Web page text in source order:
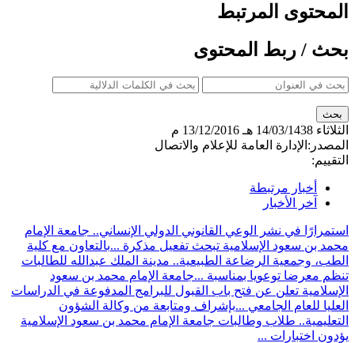
المحتوى المرتبط
بحث / ربط المحتوى
الثلاثاء 14/03/1438 هـ
13/12/2016 م
المصدر: الإدارة العامة للإعلام والاتصال
التقييم:
أخبار مرتبطة
آخر الأخبار
استمرارًا في نشر الوعي القانوني الدولي الإنساني.. جامعة الإمام
محمد بن سعود الإسلامية تبحث تفعيل مذكرة ...بالتعاون مع كلية
الطب، وجمعية الرضاعة الطبيعية.. مدينة الملك عبدالله للطالبات
تنظم معرضا توعويا بمناسبة ...جامعة الإمام محمد بن سعود
الإسلامية تعلن عن فتح باب القبول للبرامج المدفوعة في الدراسات
العليا للعام الجامعي ...بإشراف ومتابعة من وكالة الشؤون
التعليمية.. طلاب وطالبات جامعة الإمام محمد بن سعود الإسلامية
يؤدون اختبارات ...